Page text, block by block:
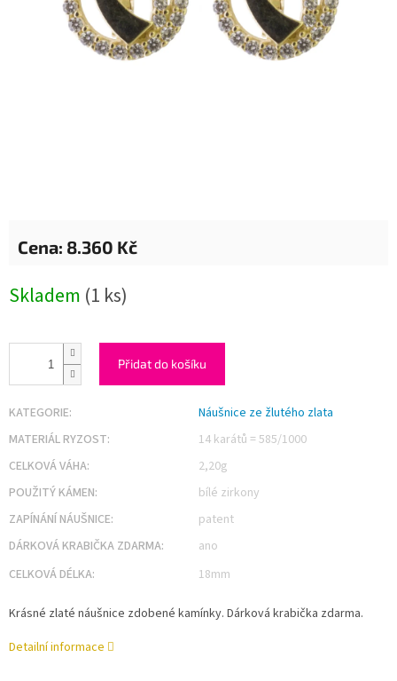
8.360 Kč
cena:
Skladem (1 ks)
Přidat do košíku
KATEGORIE:
Náušnice ze žlutého zlata
MATERIÁL RYZOST:
14 karátů = 585/1000
CELKOVÁ VÁHA:
2,20g
POUŽITÝ KÁMEN:
bílé zirkony
ZAPÍNÁNÍ NÁUŠNICE:
patent
DÁRKOVÁ KRABIČKA ZDARMA:
ano
CELKOVÁ DÉLKA: 18mm
Krásné zlaté náušnice zdobené kamínky. Dárková krabička zdarma.
Detailní informace